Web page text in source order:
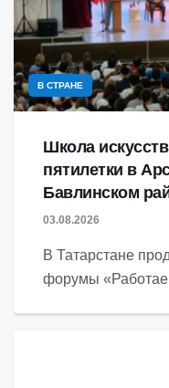
В СТРАНЕ
Школа
пятилетки в
Бавлинском
03.08.2026
В Татарстане
форумы